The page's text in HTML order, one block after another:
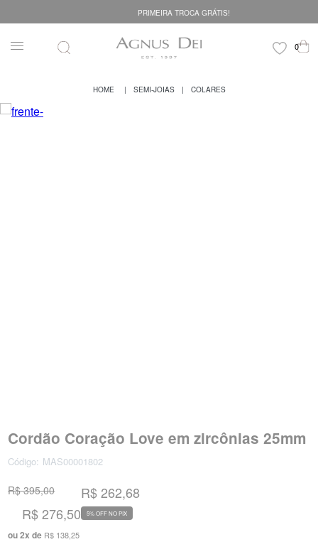
PRIMEIRA TROCA GRÁTIS!
SEMI-JOIAS COLARES
Cordão Coração Love em zircônias 25mm
Código: MAS00001802
R$ 395,00
R$ 276,50
ou2x de R$ 138,25
R$ 262,68
5% OFF NO PIX